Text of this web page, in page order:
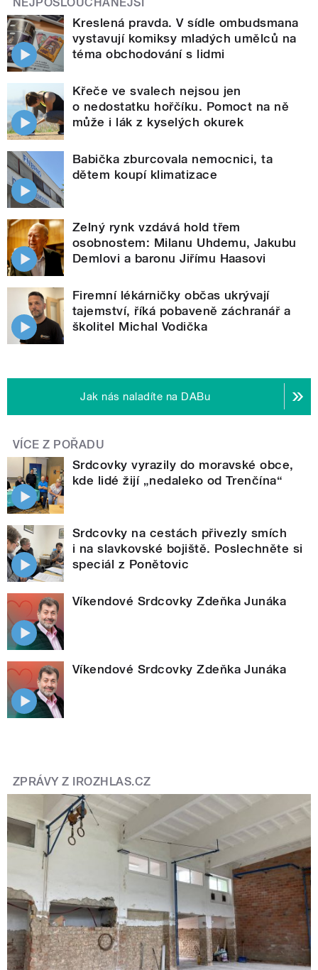
Kreslená pravda. V sídle ombudsmana
vystavují komiksy mladých umělců na
téma obchodování s lidmi
Křeče ve svalech nejsou jen
o nedostatku hořčíku. Pomoct na ně
může i lák z kyselých okurek
Babička zburcovala nemocnici, ta
dětem koupí klimatizace
Zelný rynk vzdává hold třem
osobnostem: Milanu Uhdemu, Jakubu
Demlovi a baronu Jiřímu Haasovi
Firemní lékárničky občas ukrývají
tajemství, říká pobaveně záchranář a
školitel Michal Vodička
Jak nás naladíte na DABu
VÍCE Z POŘADU
Srdcovky vyrazily do moravské obce,
kde lidé žijí „nedaleko od Trenčína“
Srdcovky na cestách přivezly smích
i na slavkovské bojiště. Poslechněte si
speciál z Ponětovic
Víkendové Srdcovky Zdeňka Junáka
Víkendové Srdcovky Zdeňka Junáka
ZPRÁVY Z IROZHLAS.CZ